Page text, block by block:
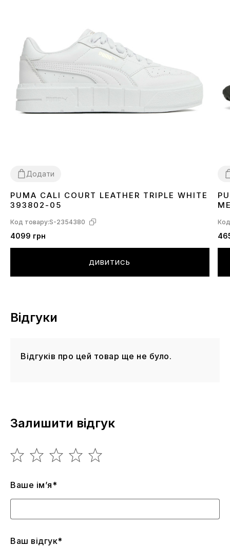
Додати
3839
PUMA CALI COURT LEATHER TRIPLE WHITE
393802-05
Код товару:S-2354380
4099 грн
ДИВИТИСЬ
Відгуки
Відгуків про цей товар ще не було.
Залишити відгук
Ваше ім’я*
Ваш відгук*